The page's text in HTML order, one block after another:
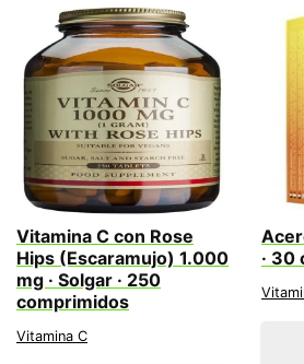
Vitamina C con Rose
Hips (Escaramujo) 1.000
mg · Solgar · 250
comprimidos
Vitamina C
· 30